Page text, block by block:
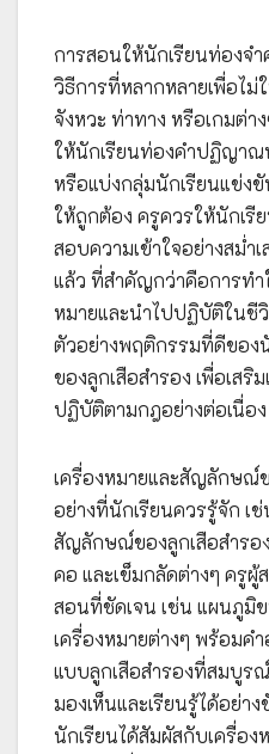
การสอนให้นักเรียนท่องจ
วิธีการที่หลากหลายเพื่อไม่
จังหวะ ท่าทาง หรือเกมต่า
ให้นักเรียนท่องคำปฏิญา
หรือแบ่งกลุ่มนักเรียนแข่
ให้ถูกต้อง ครูควรให้นักเรี
สอบความเข้าใจอย่างสม่ำ
แล้ว ที่สำคัญกว่าคือการทำ
หมายและนำไปปฏิบัติในชี
ตัวอย่างพฤติกรรมที่ดีของ
ของลูกเสือสำรอง เพื่อเสริ
ปฏิบัติตามกฎอย่างต่อเนื่อง
เครื่องหมายและสัญลักษณ์
อย่างที่นักเรียนควรรู้จัก เ
สัญลักษณ์ของลูกเสือสำรอ
คอ และเข็มกลัดต่างๆ ครูผู้
สอนที่ชัดเจน เช่น แผนภูมิ
เครื่องหมายต่างๆ พร้อมค
แบบลูกเสือสำรองที่สมบูร
มองเห็นและเรียนรู้ได้อย่า
นักเรียนได้สัมผัสกับเครื่อง